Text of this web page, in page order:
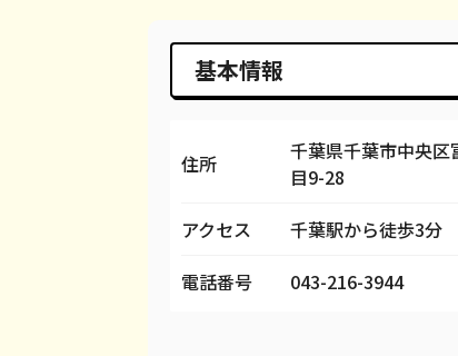
iPhone 14 Pro Max
iPhone SE 3
iPhone 13 Pro
iPhone 13 Pro Max
¥54,000
¥5,000
¥25,000
¥34,000
¥42,000
基本情報
住所
千葉県千葉市中央区
目9-28
アクセス
千葉駅から徒歩3分
電話番号
043-216-3944